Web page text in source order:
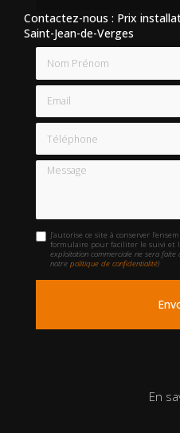
Contactez-nous : Prix
Saint-Jean-de-Verges
Email
Téléphone
Message
J'autorise ce site à conserver
formulaire pour faciliter le suivi et
exploitation commerciale ne sera faite
notrepolitique de confidentialité)
En